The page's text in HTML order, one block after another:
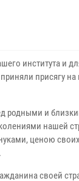
института и
присягу
родными и
нашей
ценою
своей